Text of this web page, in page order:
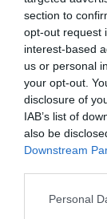
section to
opt-out request
interest-based
us or personal
your opt-out.
disclosure of
IAB’s list of
also be
Downstream
Please note
Personal
bizonyítékok
információs
miatt hallgatták
A nyomozás
vizsgálata